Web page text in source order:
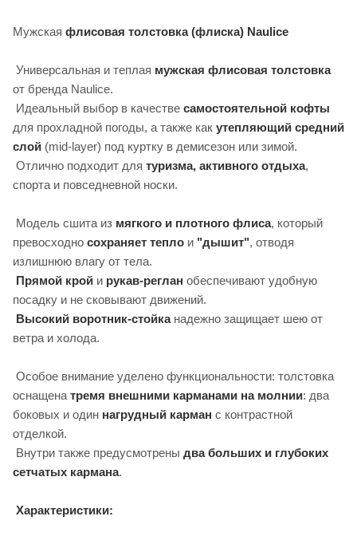
Мужская флисовая толстовка (флиска) Naulice
Универсальная и теплая мужская флисовая толстовка
от бренда Naulice.
Идеальный выбор в качестве самостоятельной кофты
для прохладной погоды, а также как утепляющий средний
слой (mid-layer) под куртку в демисезон или зимой.
Отлично подходит для туризма, активного отдыха,
спорта и повседневной носки.
Модель сшита из мягкого и плотного флиса, который
превосходно сохраняет тепло и "дышит", отводя
излишнюю влагу от тела.
Прямой крой и рукав-реглан обеспечивают удобную
посадку и не сковывают движений.
Высокий воротник-стойканадежно защищает шею от
ветра и холода.
Особое внимание уделено функциональности: толстовка
оснащена тремя внешними карманами на молнии: два
боковых и один нагрудный карман с контрастной
отделкой.
Внутри также предусмотрены два больших и глубоких
сетчатых кармана.
Характеристики: